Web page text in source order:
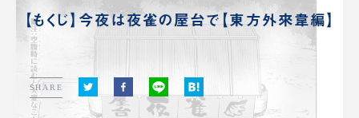
【もくじ】今夜は夜雀の屋台で【東方外來韋編】
SHARE